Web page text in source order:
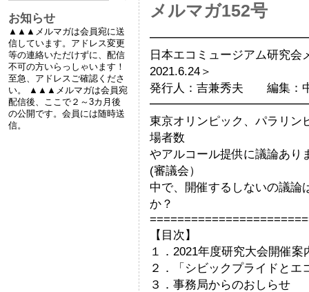
メルマガ152号
日本エコミュージアム
2021.6.24＞
発行人：吉兼秀夫 編集：
東京オリンピック、パラリン
場者数
やアルコール提供に議論あり
(審議会）
中で、開催するしないの議論
か？
【目次】
１．2021年度研究大会開催案
２．「シビックプライドとエ
３．事務局からのおしらせ
お知らせ
▲▲▲メルマガは会員宛に送
信しています。アドレス変更
等の連絡いただけずに、配信
不可の方いらっしゃいます！
至急、アドレスご確認くださ
い。 ▲▲▲メルマガは会員宛
配信後、ここで２～3カ月後
の公開です。会員には随時送
信。